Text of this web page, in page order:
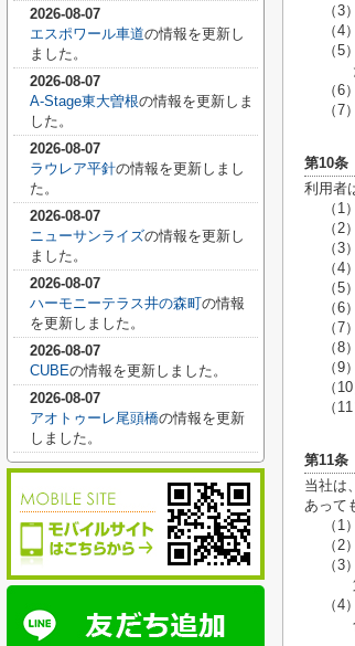
（
（
（
（
（
第10条
利用者
（
（
（
（
（
（
（
（
（
（
（
第11条
当社は
あって
（
（
（
（
2026-08-07
エスポワール車道の情報を更新し
ました。
2026-08-07
A-Stage東大曽根の情報を更新しま
した。
2026-08-07
ラウレア平針の情報を更新しまし
た。
2026-08-07
ニューサンライズの情報を更新し
ました。
2026-08-07
ハーモニーテラス井の森町の情報
を更新しました。
2026-08-07
CUBEの情報を更新しました。
2026-08-07
アオトゥーレ尾頭橋の情報を更新
しました。